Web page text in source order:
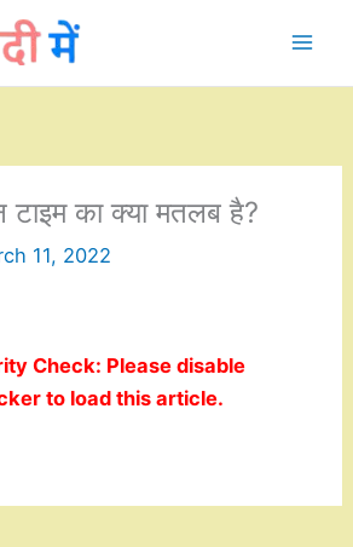
का क्या मतलब है?
11, 2022
Check: Please disable
to load this article.